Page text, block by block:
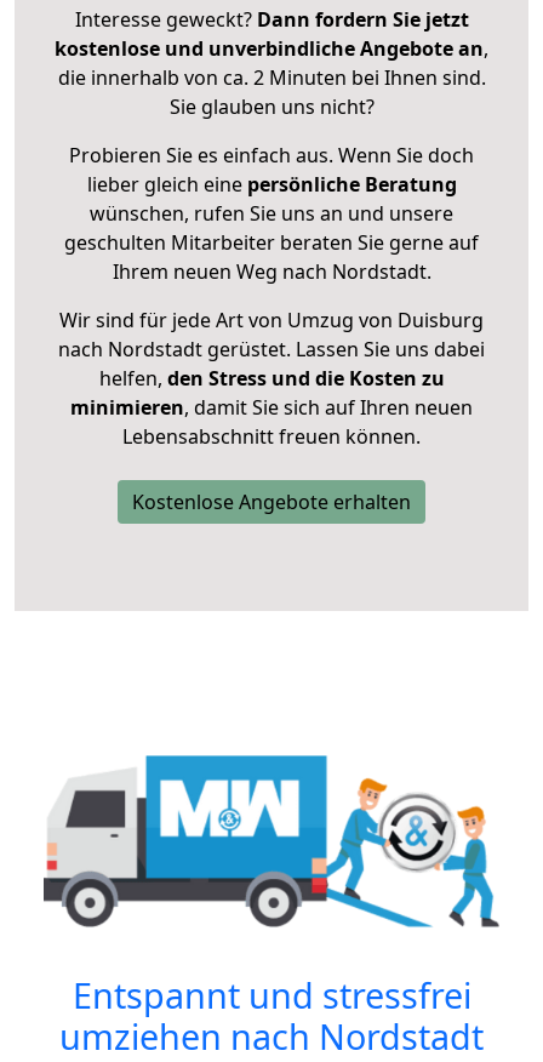
Interesse geweckt? Dann fordern Sie jetzt
kostenlose und unverbindliche Angebote an,
die innerhalb von ca. 2 Minuten bei Ihnen sind.
Sie glauben uns nicht?
Probieren Sie es einfach aus. Wenn Sie doch
lieber gleich eine persönliche Beratung
wünschen, rufen Sie uns an und unsere
geschulten Mitarbeiter beraten Sie gerne auf
Ihrem neuen Weg nach Nordstadt.
Wir sind für jede Art von Umzug von Duisburg
nach Nordstadt gerüstet. Lassen Sie uns dabei
helfen, den Stress und die Kosten zu
minimieren, damit Sie sich auf Ihren neuen
Lebensabschnitt freuen können.
Kostenlose Angebote erhalten
Entspannt und stressfrei
umziehen nach Nordstadt